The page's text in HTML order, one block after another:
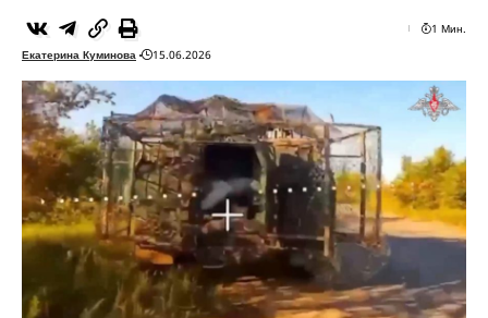
Екатерина Куминова 15.06.2026
1 Мин.